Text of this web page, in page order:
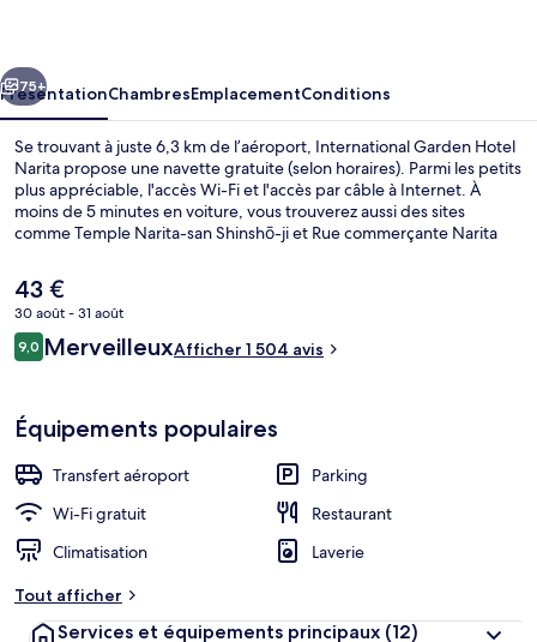
Entrée de l’hébergement
Suivant
75+
PrésentationChambresEmplacementConditions
Se trouvant à juste 6,3 km de l’aéroport, International Garden Hotel
Narita propose une navette gratuite (selon horaires). Parmi les petits
plus appréciable, l'accès Wi-Fi et l'accès par câble à Internet. À
moins de 5 minutes en voiture, vous trouverez aussi des sites
comme Temple Narita-san Shinshō-ji et Rue commerçante Narita
remportent un franc succès auprès des autres voyageurs.
Le
prix
actuel
est
43 €
30 août - 31 août
Avis
voyageurs
9,09,0 sur 10
MerveilleuxAfficher 1 504 avis
Équipements populaires
Transfert aéroport
Parking
Wi-Fi gratuit
Restaurant
Climatisation
Laverie
Tout afficher
Services et équipements principaux (12)